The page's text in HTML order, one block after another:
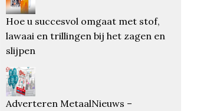
Hoe u succesvol omgaat met stof,
lawaai en trillingen bij het zagen en
slijpen
Adverteren MetaalNieuws –